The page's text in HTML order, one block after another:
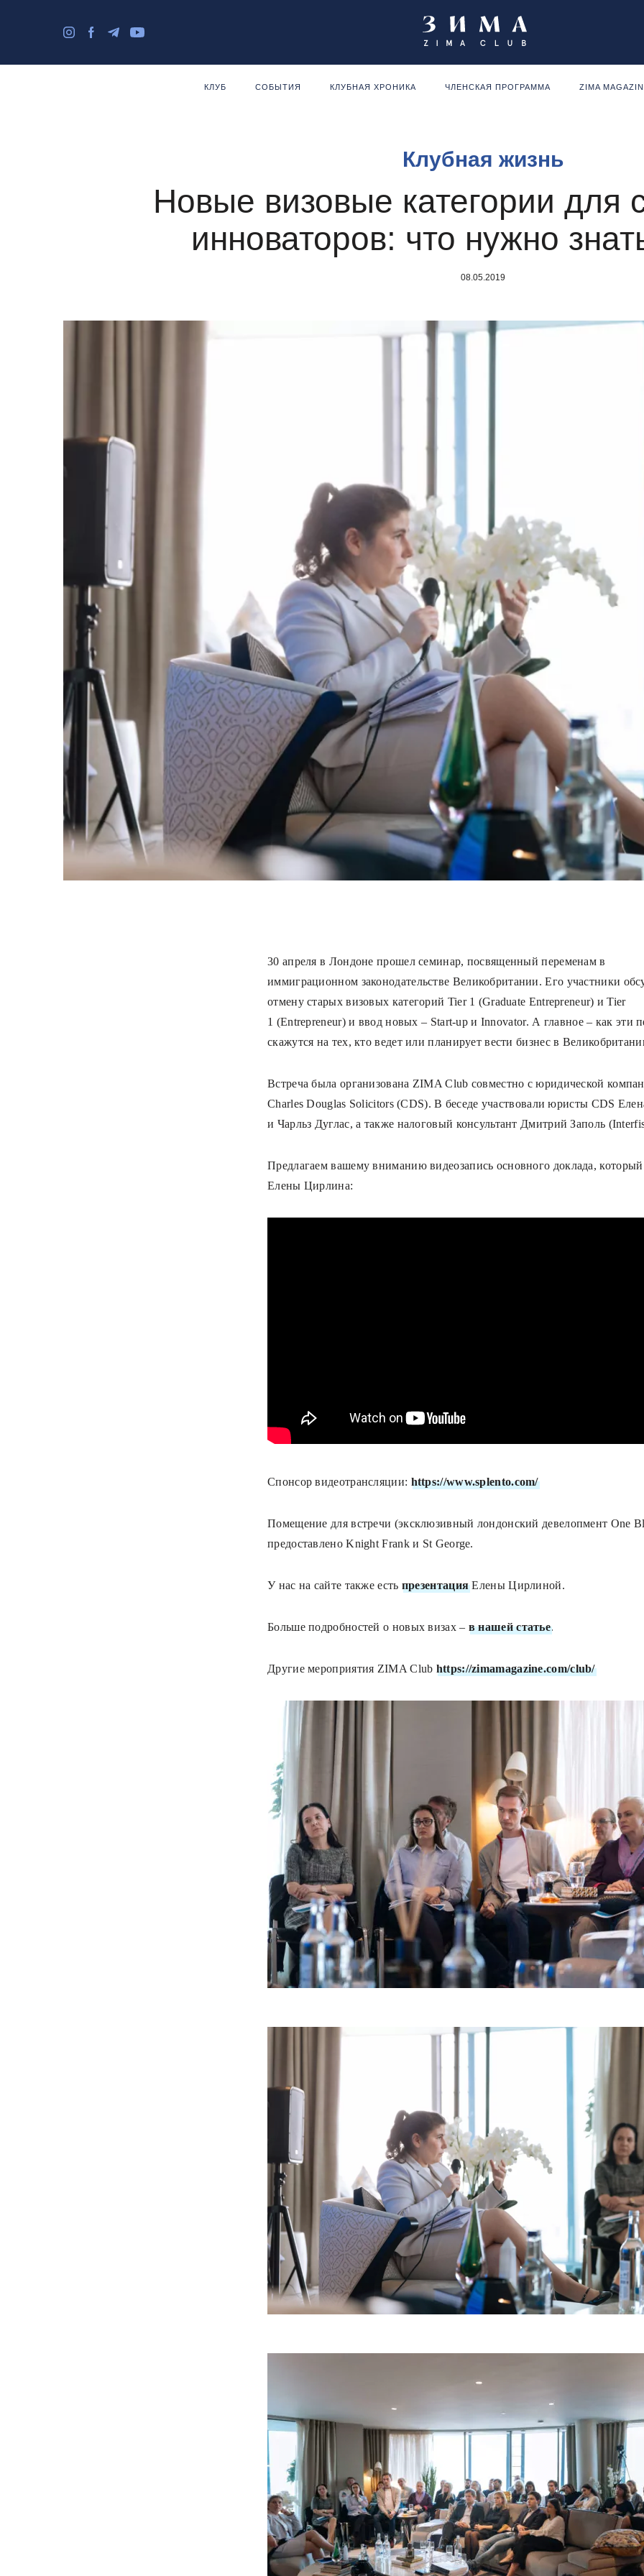
КЛУБ СОБЫТИЯ КЛУБНАЯ ХРОНИКА ЧЛЕНСКАЯ ПРОГРАММА ZIMA
Клубная жизнь
Новые визовые категории для
инноваторов: что нужно
08.05.2019
30 апреля в Лондоне прошел семинар, посвященный переменам в
иммиграционном законодательстве Великобритании. Его участники
отмену старых визовых категорий Tier 1 (Graduate Entrepreneur) и Tier
1 (Entrepreneur) и ввод новых – Start-up и Innovator. А главное – как эти
скажутся на тех, кто ведет или планирует вести бизнес в
Встреча была организована ZIMA Club совместно с юридической
Charles Douglas Solicitors (CDS). В беседе участвовали юристы CDS
и Чарльз Дуглас, а также налоговый консультант Дмитрий Заполь
Предлагаем вашему вниманию видеозапись основного доклада, который
Елены Цирлина:
Спонсор видеотрансляции: https://www.splento.com/
Помещение для встречи (эксклюзивный лондонский девелопмент One
предоставлено Knight Frank и St George.
У нас на сайте также есть презентацияЕлены Цирлиной.
Больше подробностей о новых визах – в нашей статье.
Другие мероприятия ZIMA Club https://zimamagazine.com/club/